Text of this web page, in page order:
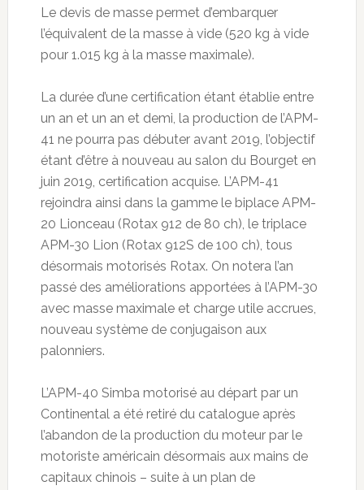
Le devis de masse permet d’embarquer
l’équivalent de la masse à vide (520 kg à vide
pour 1.015 kg à la masse maximale).
La durée d’une certification étant établie entre
un an et un an et demi, la production de l’APM-
41 ne pourra pas débuter avant 2019, l’objectif
étant d’être à nouveau au salon du Bourget en
juin 2019, certification acquise. L’APM-41
rejoindra ainsi dans la gamme le biplace APM-
20 Lionceau (Rotax 912 de 80 ch), le triplace
APM-30 Lion (Rotax 912S de 100 ch), tous
désormais motorisés Rotax. On notera l’an
passé des améliorations apportées à l’APM-30
avec masse maximale et charge utile accrues,
nouveau système de conjugaison aux
palonniers.
L’APM-40 Simba motorisé au départ par un
Continental a été retiré du catalogue après
l’abandon de la production du moteur par le
motoriste américain désormais aux mains de
capitaux chinois – suite à un plan de